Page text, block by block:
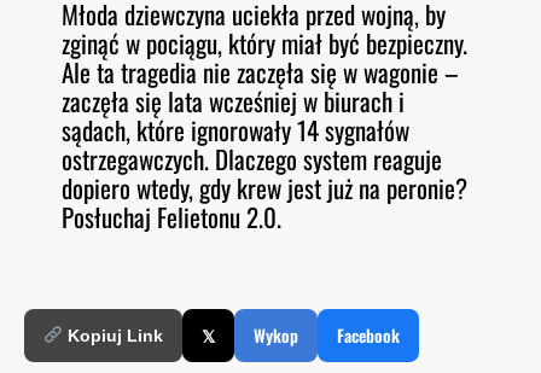
O
D
E
RSS FEED
LINK
EMBED
Młoda dziewczyna uciekła przed wojną, by
zginąć w pociągu, który miał być bezpieczny.
Ale ta tragedia nie zaczęła się w wagonie –
zaczęła się lata wcześniej w biurach i
sądach, które ignorowały 14 sygnałów
ostrzegawczych. Dlaczego system reaguje
dopiero wtedy, gdy krew jest już na peronie?
Posłuchaj Felietonu 2.0.
Kopiuj Link 𝕏 Wykop Facebook